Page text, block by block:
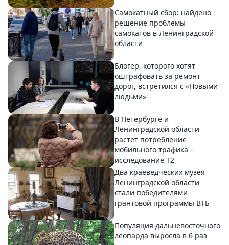
Самокатный сбор: найдено
решение проблемы
самокатов в Ленинградской
области
Блогер, которого хотят
оштрафовать за ремонт
дорог, встретился с «Новыми
людьми»
В Петербурге и
Ленинградской области
растет потребление
мобильного трафика –
исследование T2
Два краеведческих музея
Ленинградской области
стали победителями
грантовой программы ВТБ
Популяция дальневосточного
леопарда выросла в 6 раз